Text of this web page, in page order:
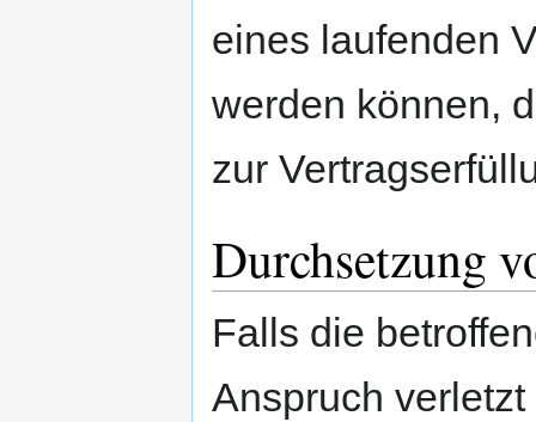
eines laufenden
werden können,
zur
Durchsetzung
Falls die
Anspruch